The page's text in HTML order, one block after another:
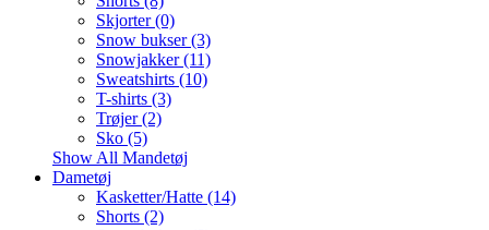
Skjorter (0)
Snow bukser (3)
Snowjakker (11)
Sweatshirts (10)
T-shirts (3)
Trøjer (2)
Sko (5)
Show All Mandetøj
Dametøj
Kasketter/Hatte (14)
Shorts (2)